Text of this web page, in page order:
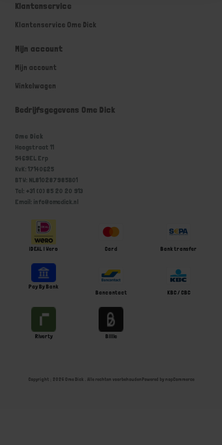
Klantenservice
Klantenservice Ome Dick
Mijn account
Mijn account
Winkelwagen
Bedrijfsgegevens Ome Dick
Ome Dick
Hoogstraat 11
5469EL Erp
KvK: 17140625
BTW: NL810287985B01
Tel: +31 (0) 85 20 20 913
Email: info@omedick.nl
iDEAL | Wero Card Bank transfer
Pay By Bank
Bancontact
KBC / CBC
Riverty Billie
Copyright ; 2026 Ome Dick . Alle rechten voorbehoudenPowered by nopCommerce